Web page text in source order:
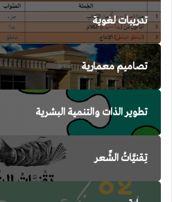
تدريبات لغوية
تصاميم معمارية
تطوير الذات والتنمية البشرية
تِقنيَّاتُ الشِّعر